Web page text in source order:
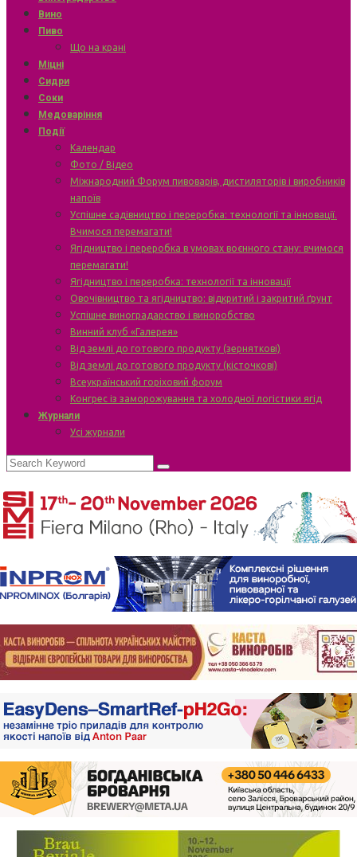
Вино
Пиво
Що на крані
Міцні
Сидри
Соки
Медоваріння
Події
Календар
Фото / Відео
Міжнародний Форум пивоварів, дистиляторів і виробників
напоїв
Успішне садівництво і переробка: технології та інновації.
Вчимося перемагати!
Ягідництво і переробка в умовах воєнного стану: вчимося
перемагати!
Ягідництво і переробка: технології та інновації
Овочівництво та ягідництво: відкритий і закритий ґрунт
Успішне виноградарство і виноробство
Винний клуб «Галерея»
Від землі до готового продукту (зерняткові)
Від землі до готового продукту (кісточкові)
Всеукраїнський горіховий форум
Конгрес із заморожування та холодної логістики ягід
Журнали
Усі журнали